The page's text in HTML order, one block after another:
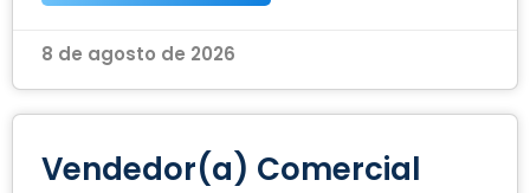
8 de agosto de 2026
Vendedor(a) Comercial